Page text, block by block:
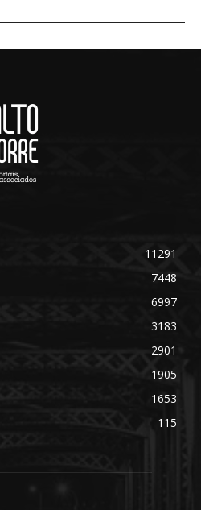
11291
7448
6997
3183
2901
1905
1653
115